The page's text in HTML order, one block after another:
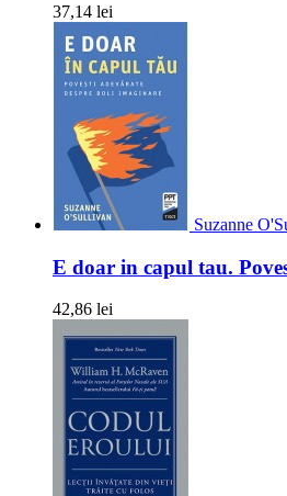
37,14 lei
Suzanne
E doar in capul tau.
42,86 lei